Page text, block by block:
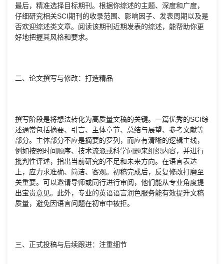
最后，精准选择目标期刊。根据你综述的主题、深度和广度，
仔细研究相关SCI期刊的收录范围、影响因子、发表周期以及是
否欢迎综述类文章。阅读该期刊近期发表的综述，能帮助你更
好地把握其风格和要求。
二、论文撰写与修改：打造精品
撰写阶段是将想法转化为高质量文稿的关键。一篇优秀的SCI综
述通常包括摘要、引言、主体章节、总结与展望、参考文献等
部分。主体部分不应是摘要的罗列，而应有清晰的逻辑主线，
例如按照时间顺序、技术流派或科学问题来组织内容，并进行
批判性评述，指出当前研究的不足和未来方向。在语言表达
上，应力求准确、简洁、客观。初稿完成后，反复修改打磨至
关重要。可以邀请导师或同行进行审阅，他们能从专业角度提
出宝贵意见。此外，专业的英语语言润色服务能有效提升文稿
质量，避免因语言问题在初审中被拒。
三、正式投稿与后续跟进：注重细节